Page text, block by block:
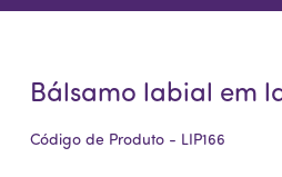
Bálsamo labial em
Código de Produto - LIP166